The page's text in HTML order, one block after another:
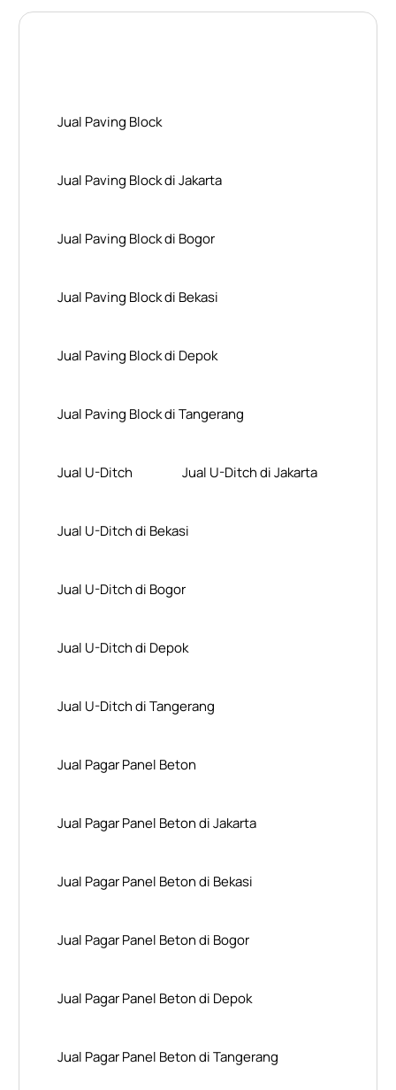
Jual Paving Block
Jual Paving Block di Jakarta
Jual Paving Block di Bogor
Jual Paving Block di Bekasi
Jual Paving Block di Depok
Jual Paving Block di Tangerang
Jual U-Ditch Jual U-Ditch di Jakarta
Jual U-Ditch di Bekasi
Jual U-Ditch di Bogor
Jual U-Ditch di Depok
Jual U-Ditch di Tangerang
Jual Pagar Panel Beton
Jual Pagar Panel Beton di Jakarta
Jual Pagar Panel Beton di Bekasi
Jual Pagar Panel Beton di Bogor
Jual Pagar Panel Beton di Depok
Jual Pagar Panel Beton di Tangerang